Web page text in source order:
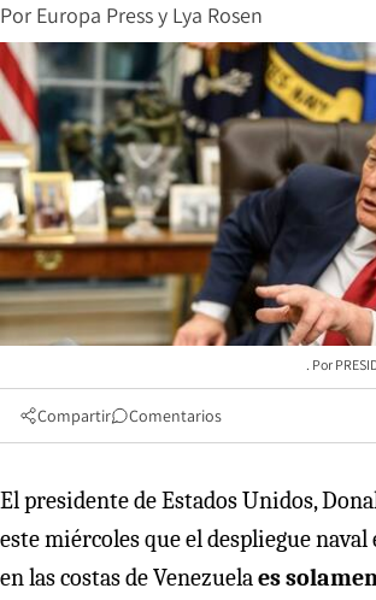
Por Europa Pressy Lya Rosen
Compartir Comentarios
El presidente de Estados Unidos,
este miércoles que el despliegue
en las costas de Venezuelaes